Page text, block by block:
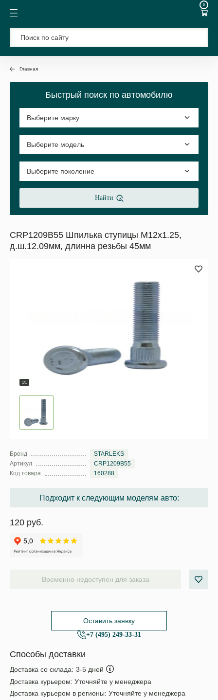
0
Главная
Быстрый поиск по автомобилю
Найти
CRP1209B55 Шпилька ступицы М12х1.25,
д.ш.12.09мм, длинна резьбы 45мм
1/1
Бренд
STARLEKS
Артикул
CRP1209B55
Код товара
160288
Подходит к следующим моделям авто:
120 руб.
Временно недоступен для заказа
Оставить заявку
+7 (495) 249-33-31
Способы доставки
Доставка со склада: 3-5 дней
Доставка курьером: Уточняйте у менеджера
Доставка курьером в регионы: Уточняйте у менеджера